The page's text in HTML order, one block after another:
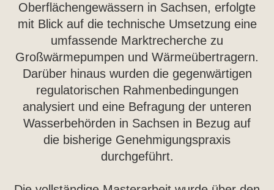
Oberflächengewässern in Sachsen, erfolgte
mit Blick auf die technische Umsetzung eine
umfassende Marktrecherche zu
Großwärmepumpen und Wärmeübertragern.
Darüber hinaus wurden die gegenwärtigen
regulatorischen Rahmenbedingungen
analysiert und eine Befragung der unteren
Wasserbehörden in Sachsen in Bezug auf
die bisherige Genehmigungspraxis
durchgeführt.